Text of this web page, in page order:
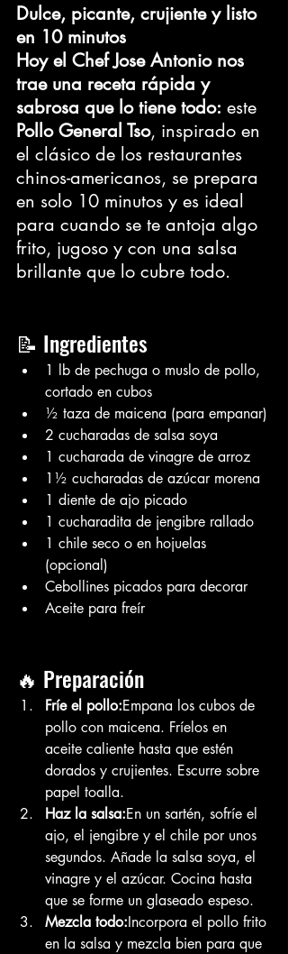
Dulce, picante, crujiente y listo
en 10 minutos
Hoy el Chef Jose Antonio nos
trae una receta rápida y
sabrosa que lo tiene todo: este
Pollo General Tso, inspirado en
el clásico de los restaurantes
chinos-americanos, se prepara
en solo 10 minutos y es ideal
para cuando se te antoja algo
frito, jugoso y con una salsa
brillante que lo cubre todo.
📝 Ingredientes
1 lb de pechuga o muslo de pollo,
cortado en cubos
½ taza de maicena (para empanar)
2 cucharadas de salsa soya
1 cucharada de vinagre de arroz
1½ cucharadas de azúcar morena
1 diente de ajo picado
1 cucharadita de jengibre rallado
1 chile seco o en hojuelas
(opcional)
Cebollines picados para decorar
Aceite para freír
🔥 Preparación
Fríe el pollo:Empana los cubos de
pollo con maicena. Fríelos en
aceite caliente hasta que estén
dorados y crujientes. Escurre sobre
papel toalla.
Haz la salsa:En un sartén, sofríe el
ajo, el jengibre y el chile por unos
segundos. Añade la salsa soya, el
vinagre y el azúcar. Cocina hasta
que se forme un glaseado espeso.
Mezcla todo:Incorpora el pollo frito
en la salsa y mezcla bien para que